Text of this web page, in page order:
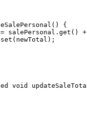
()
{
= salePersonal.get()
void